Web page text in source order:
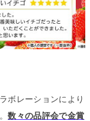
ボレーションにより
数々の品評会で金賞